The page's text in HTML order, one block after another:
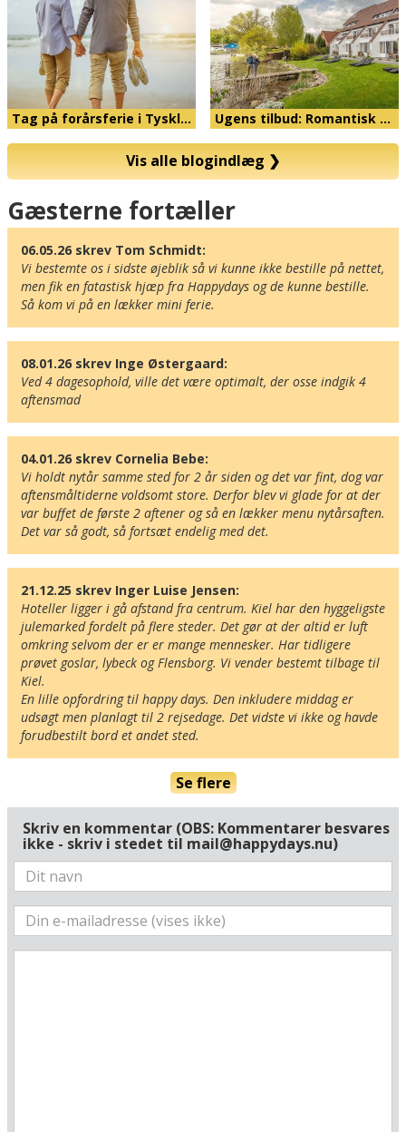
Tag på forårsferie i Tyskl… Ugens tilbud: Romantisk …
Vis alle blogindlæg❯
Kort
Her ligger hotellet
Vis alle Happydayshoteller i Tyskland
Museer
Radius omkring hotel:
Find vej til hotellet
Steigenberger Conti Hansa Kiel
Schloßgarten 7
D-24103 Kiel
Gæsterne fortæller
06.05.26 skrev Tom Schmidt:
Vi bestemte os i sidste øjeblik så vi kunne ikke bestille på nettet,
men fik en fatastisk hjæp fra Happydays og de kunne bestille.
Så kom vi på en lækker mini ferie.
08.01.26 skrev Inge Østergaard:
Ved 4 dagesophold, ville det være optimalt, der osse indgik 4
aftensmad
04.01.26 skrev Cornelia Bebe:
Vi holdt nytår samme sted for 2 år siden og det var fint, dog var
aftensmåltiderne voldsomt store. Derfor blev vi glade for at der
var buffet de første 2 aftener og så en lækker menu nytårsaften.
Det var så godt, så fortsæt endelig med det.
21.12.25 skrev Inger Luise Jensen:
Hoteller ligger i gå afstand fra centrum. Kiel har den hyggeligste
julemarked fordelt på flere steder. Det gør at der altid er luft
omkring selvom der er er mange mennesker. Har tidligere
prøvet goslar, lybeck og Flensborg. Vi vender bestemt tilbage til
Kiel.
En lille opfordring til happy days. Den inkludere middag er
udsøgt men planlagt til 2 rejsedage. Det vidste vi ikke og havde
forudbestilt bord et andet sted.
Se flere
Skriv en kommentar (OBS: Kommentarer besvares
ikke - skriv i stedet til mail@happydays.nu)